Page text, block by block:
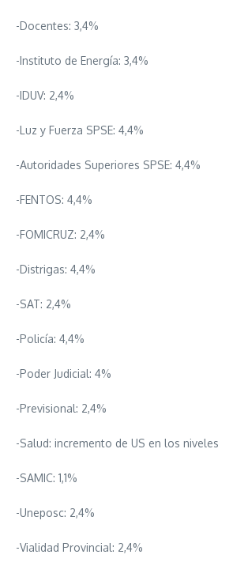
-Docentes: 3,4%
-Instituto de Energía: 3,4%
-IDUV: 2,4%
-Luz y Fuerza SPSE: 4,4%
-Autoridades Superiores SPSE: 4,4%
-FENTOS: 4,4%
-FOMICRUZ: 2,4%
-Distrigas: 4,4%
-SAT: 2,4%
-Policía: 4,4%
-Poder Judicial: 4%
-Previsional: 2,4%
-Salud: incremento de US en los niveles
-SAMIC: 1,1%
-Uneposc: 2,4%
-Vialidad Provincial: 2,4%